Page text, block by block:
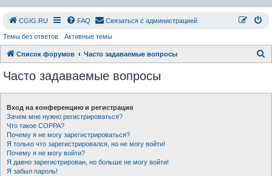
СGIG.RU FAQ Связаться с администрацией
Темы без ответов Активные темы
Список форумов Часто задаваемые вопросы
Часто задаваемые вопросы
Вход на конференцию и регистрация
Зачем мне нужно регистрироваться?
Что такое COPPA?
Почему я не могу зарегистрироваться?
Я только что зарегистрировался, но не могу войти!
Почему я не могу войти?
Я давно зарегистрирован, но больше не могу войти!
Я забыл пароль!